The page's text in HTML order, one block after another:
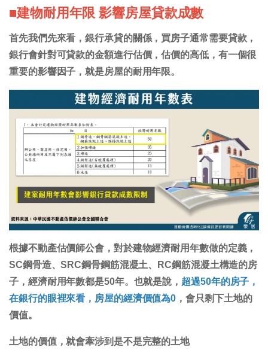
■建物耐用年限 影響房屋貸款成數
首先我們先來看，銀行承貸的關係，買房子通常需要貸款，
銀行會針對可貸款的金額進行估價，估價的高低，有一個很
重要的影響因子，就是房屋的耐用年限。
根據不動產估價師公會，對於建物經濟耐用年數做的定義，
SC鋼骨造、SRC鋼骨鋼筋混凝土、RC鋼筋混凝土構造的房
子，經濟耐用年數都是50年。也就是說， 超過50年的房子，
在銀行的眼裡來看，房屋的經濟價值為0 ，會只剩下土地的
價值。
土地的價值，就會牽涉到是不是完整的土地